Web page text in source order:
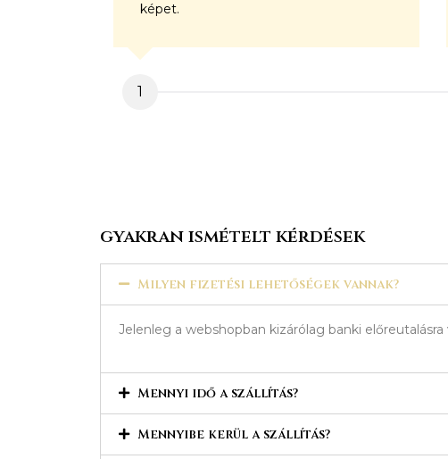
képet.
1
gyakran ismételt kérdések
Milyen fizetési lehetőségek vannak?
Jelenleg a webshopban kizárólag banki
Mennyi idő a szállítás?
Mennyibe kerül a szállítás?